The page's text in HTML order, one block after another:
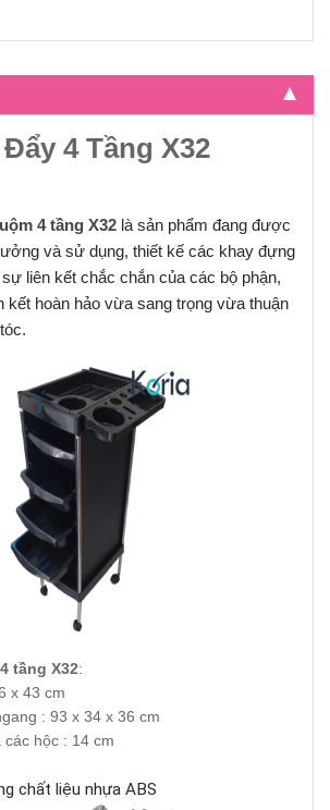
4 Tầng X32
4 tầng X32 là sản phẩm đang được
và sử dụng, thiết kế các khay đựng
liên kết chắc chắn của các bộ phận,
kết hoàn hảo vừa sang trọng vừa thuận
tầng X32:
x 43 cm
: 93 x 34 x 36 cm
hộc : 14 cm
chất liệu nhựa ABS